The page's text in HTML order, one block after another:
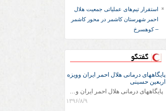
استقرار تیم‌های عملیاتی جمعیت هلال
احمر شهرستان کاشمر در محور کاشمر
– کوهسرخ
گفتگو
پایگاههای درمانی هلال احمر ایران وویزه
اربعین حسینی
پایگاههای درمانی هلال احمر ایران وویزه اربعین حسینی
۱۳۹۶/۸/۹